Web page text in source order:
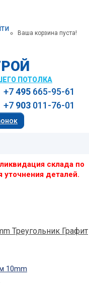
Ваша корзина пуста!
ПОТОЛКА
+7495 665-95-61
+7 903 011-76-01
склада по
деталей.
Треугольник Графит